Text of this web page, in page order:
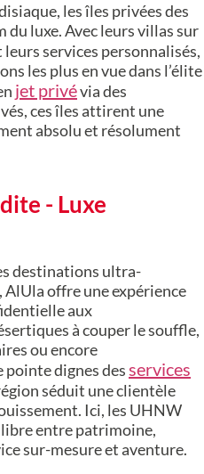
les îles privées des
luxe. Avec leurs villas sur
leurs services personnalisés,
les plus en vue dans l’élite
jet privévia des
ces îles attirent une
absolu et résolument
- Luxe
destinations ultra-
offre une expérience
aux
à couper le souffle,
ou encore
dignes desservices
séduit une clientèle
Ici, les UHNW
entre patrimoine,
sur-mesure et aventure.